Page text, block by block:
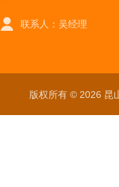
联系人：吴经理
版权所有 © 2026